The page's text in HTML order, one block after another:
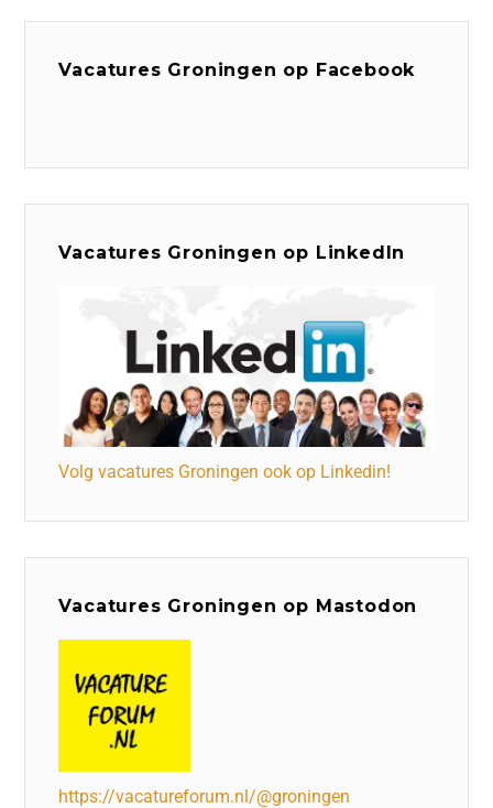
Vacatures Groningen op Facebook
Vacatures Groningen op LinkedIn
Volg vacatures Groningen ook op Linkedin!
Vacatures Groningen op Mastodon
https://vacatureforum.nl/@groningen